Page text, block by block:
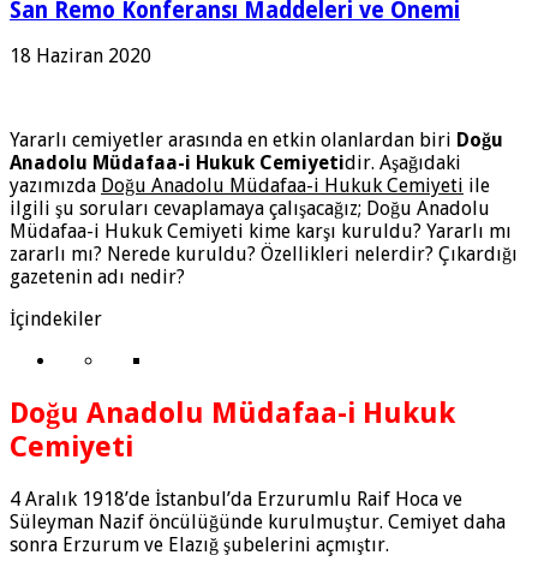
San Remo Konferansı Maddeleri ve Önemi
18 Haziran 2020
Yararlı cemiyetler arasında en etkin olanlardan biri Doğu
Anadolu Müdafaa-i Hukuk Cemiyetidir. Aşağıdaki
yazımızda Doğu Anadolu Müdafaa-i Hukuk Cemiyeti ile
ilgili şu soruları cevaplamaya çalışacağız; Doğu Anadolu
Müdafaa-i Hukuk Cemiyeti kime karşı kuruldu? Yararlı mı
zararlı mı? Nerede kuruldu? Özellikleri nelerdir? Çıkardığı
gazetenin adı nedir?
İçindekiler
Doğu Anadolu Müdafaa-i Hukuk
Cemiyeti
4 Aralık 1918’de İstanbul’da Erzurumlu Raif Hoca ve
Süleyman Nazif öncülüğünde kurulmuştur. Cemiyet daha
sonra Erzurum ve Elazığ şubelerini açmıştır.